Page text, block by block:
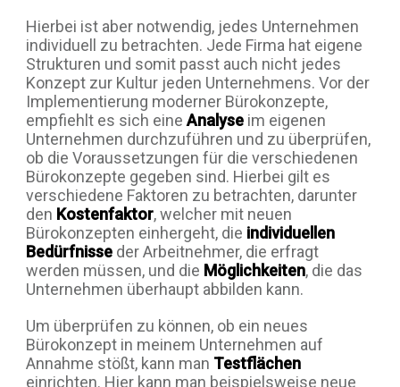
Hierbei ist aber notwendig, jedes Unternehmen
individuell zu betrachten. Jede Firma hat eigene
Strukturen und somit passt auch nicht jedes
Konzept zur Kultur jeden Unternehmens. Vor der
Implementierung moderner Bürokonzepte,
empfiehlt es sich eine Analyse im eigenen
Unternehmen durchzuführen und zu überprüfen,
ob die Voraussetzungen für die verschiedenen
Bürokonzepte gegeben sind. Hierbei gilt es
verschiedene Faktoren zu betrachten, darunter
den Kostenfaktor, welcher mit neuen
Bürokonzepten einhergeht, die individuellen
Bedürfnisse der Arbeitnehmer, die erfragt
werden müssen, und die Möglichkeiten, die das
Unternehmen überhaupt abbilden kann.
Um überprüfen zu können, ob ein neues
Bürokonzept in meinem Unternehmen auf
Annahme stößt, kann man Testflächen
einrichten. Hier kann man beispielsweise neue